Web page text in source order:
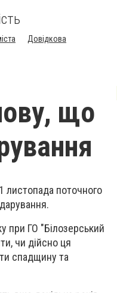
Довідкова
що
листопада поточного
при ГО "Білозерський
чи дійсно ця
спадщину та